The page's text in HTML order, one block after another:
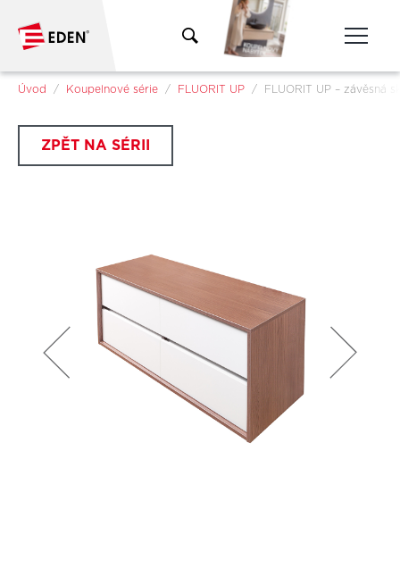
Jsi tady:
Úvod Koupelnové série FLUORIT UP FLUORIT UP – závěsná
ZPĚT NA SÉRII